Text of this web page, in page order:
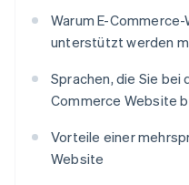
Warum E-
unterstützt werden
Sprachen, die Sie bei
Commerce Website
Vorteile einer
Website